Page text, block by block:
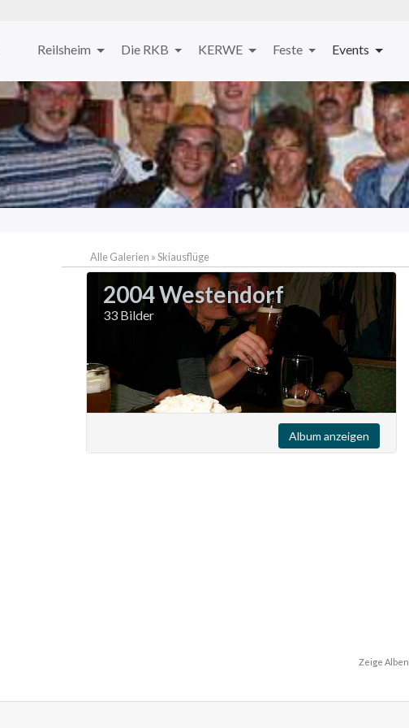
Reilsheim Die RKB KERWE Feste Events
Alle Galerien »Skiausflüge
2004 Westendorf
33 Bilder
Album anzeigen
Zeige Alben